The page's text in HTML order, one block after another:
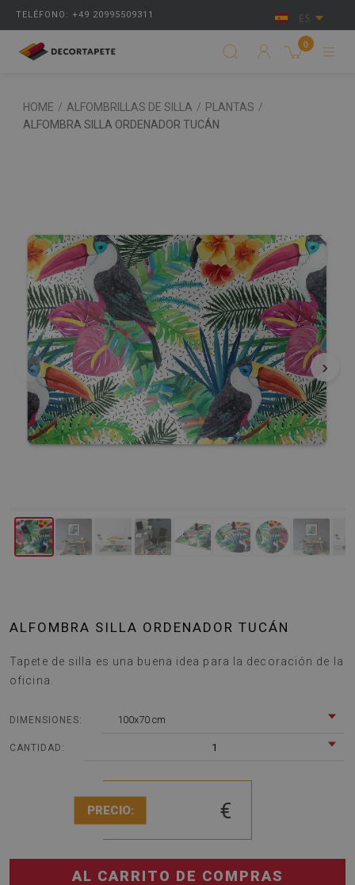
TELÉFONO: +49 20995509311 ES
0
HOME / ALFOMBRILLAS DE SILLA / PLANTAS /
ALFOMBRA SILLA ORDENADOR TUCÁN
‹ ›
ALFOMBRA SILLA ORDENADOR TUCÁN
Tapete de silla es una buena idea para la decoración de la
oficina.
DIMENSIONES: 100x70 cm
CANTIDAD: 1
PRECIO: €
AL CARRITO DE COMPRAS